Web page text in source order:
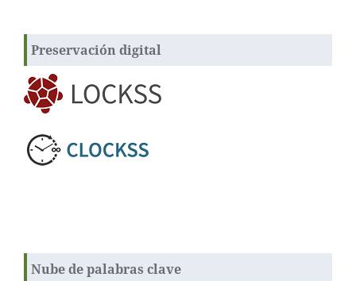
Preservación digital
Nube de palabras clave